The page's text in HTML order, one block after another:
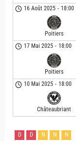
16 Août 2025 - 18:00
Poitiers
17 Mai 2025 - 18:00
Poitiers
10 Mai 2025 - 18:00
Châteaubriant
D D N N N